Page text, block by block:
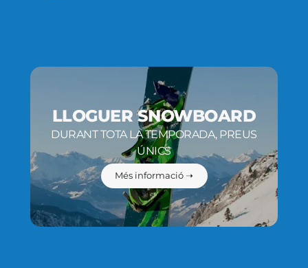
LLOGUER SNOWBOARD
DURANT TOTA LA TEMPORADA, PREUS
ÚNICS
Més informació ➝